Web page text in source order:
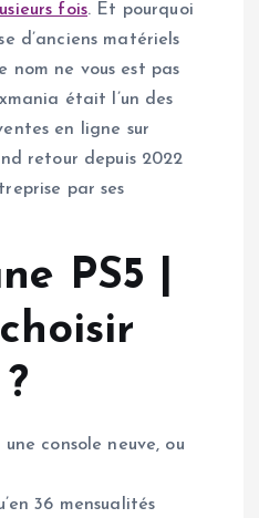
fois. Et pourquoi
d’anciens matériels
nom ne vous est pas
était l’un des
en ligne sur
retour depuis 2022
par ses
PS5 |
console neuve, ou
36 mensualités